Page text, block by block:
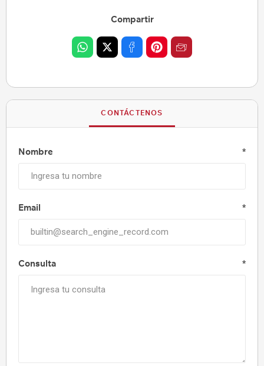
Compartir
CONTÁCTENOS
Nombre *
Email *
Consulta *